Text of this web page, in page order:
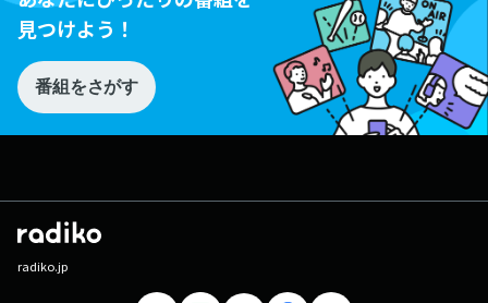
見つけよう！
番組をさがす
radiko.jp